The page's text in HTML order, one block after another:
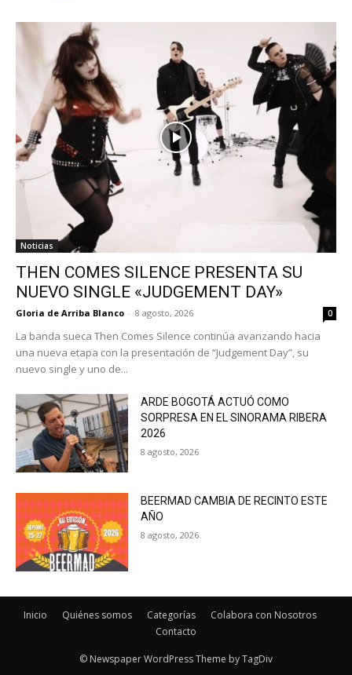
Noticias
THEN COMES SILENCE PRESENTA SU
NUEVO SINGLE «JUDGEMENT DAY»
Gloria de Arriba Blanco - 8 agosto, 2026 0
La banda sueca Then Comes Silence continúa avanzando hacia
una nueva etapa con la presentación de “Judgement Day”, su
nuevo single y uno de...
ARDE BOGOTÁ ACTUÓ COMO
SORPRESA EN EL SINORAMA RIBERA
2026
8 agosto, 2026
BEERMAD CAMBIA DE RECINTO ESTE
AÑO
8 agosto, 2026
Inicio Quiénes somos Categorías
Colabora con Nosotros
Contacto
© Newspaper WordPress Theme by TagDiv